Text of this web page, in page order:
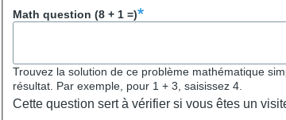
Math question (8 + 1 =)
Trouvez la solution de ce problème mathématique
résultat. Par exemple, pour 1 + 3, saisissez 4.
Cette question sert à vérifier si vous êtes un